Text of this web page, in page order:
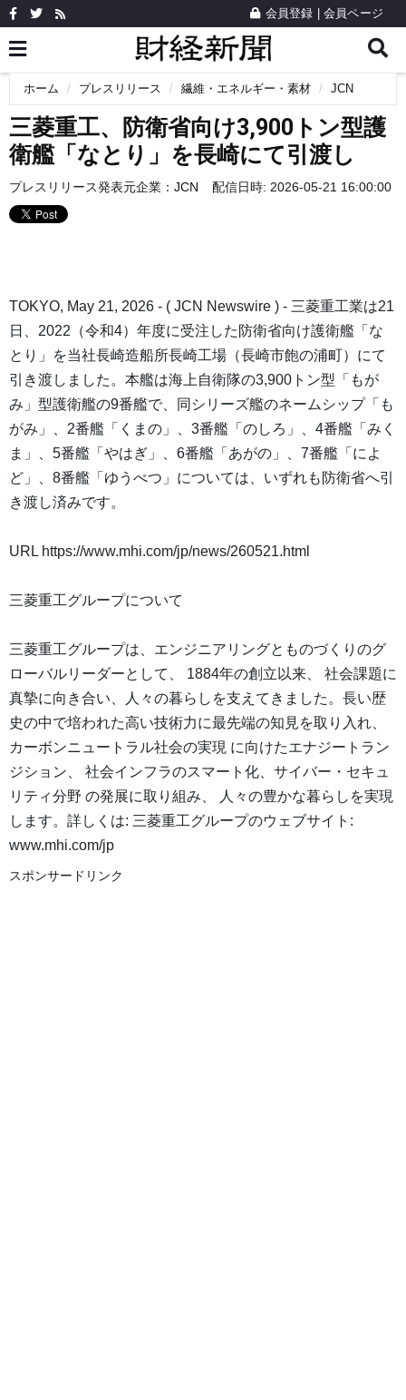
会員登録 会員ページ
ホーム プレスリリース 繊維・エネルギー・素材 JCN
三菱重工、防衛省向け3,900トン型護
衛艦「なとり」を長崎にて引渡し
プレスリリース発表元企業： JCN 配信日時: 2026-05-21 16:00:00
TOKYO, May 21, 2026 - ( JCN Newswire ) - 三菱重工業は21
日、2022（令和4）年度に受注した防衛省向け護衛艦「な
とり」を当社長崎造船所長崎工場（長崎市飽の浦町）にて
引き渡しました。本艦は海上自衛隊の3,900トン型「もが
み」型護衛艦の9番艦で、同シリーズ艦のネームシップ「も
がみ」、2番艦「くまの」、3番艦「のしろ」、4番艦「みく
ま」、5番艦「やはぎ」、6番艦「あがの」、7番艦「によ
ど」、8番艦「ゆうべつ」については、いずれも防衛省へ引
き渡し済みです。
URL https://www.mhi.com/jp/news/260521.html
三菱重工グループについて
三菱重工グループは、エンジニアリングとものづくりのグ
ローバルリーダーとして、 1884年の創立以来、 社会課題に
真摯に向き合い、人々の暮らしを支えてきました。長い歴
史の中で培われた高い技術力に最先端の知見を取り入れ、
カーボンニュートラル社会の実現 に向けたエナジートラン
ジション、 社会インフラのスマート化、サイバー・セキュ
リティ分野 の発展に取り組み、 人々の豊かな暮らしを実現
します。詳しくは: 三菱重工グループのウェブサイト:
www.mhi.com/jp
スポンサードリンク